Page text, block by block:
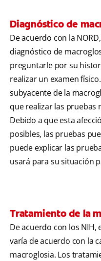
Diagnóstico de
De acuerdo con la
diagnóstico de
preguntarle por su
realizar un examen
subyacente de la
que realizar las pruebas
Debido a que esta
posibles, las pruebas
puede explicar las
usará para su situación
Tratamiento de la
De acuerdo con los
varía de acuerdo con la
macroglosia. Los